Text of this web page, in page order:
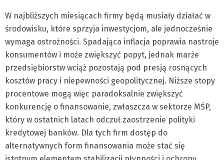
W najbliższych miesiącach firmy będą musiały działać w
środowisku, które sprzyja inwestycjom, ale jednocześnie
wymaga ostrożności. Spadająca inflacja poprawia nastroje
konsumentów i może zwiększyć popyt, jednak marże
przedsiębiorstw wciąż pozostają pod presją rosnących
kosztów pracy i niepewności geopolitycznej. Niższe stopy
procentowe mogą więc paradoksalnie zwiększyć
konkurencję o finansowanie, zwłaszcza w sektorze MŚP,
który w ostatnich latach odczuł zaostrzenie polityki
kredytowej banków. Dla tych firm dostęp do
alternatywnych form finansowania może stać się